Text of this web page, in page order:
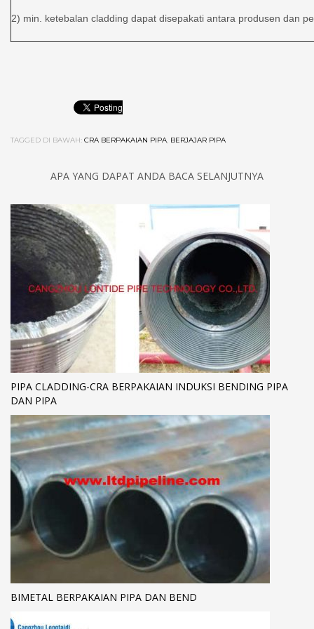
2) min. ketebalan cladding dapat disepakati antara produsen dan
TAGGED DI BAWAH: CRA BERPAKAIAN PIPA, BERJAJAR PIPA
APA YANG DAPAT ANDA BACA SELANJUTNYA
PIPA CLADDING-CRA BERPAKAIAN INDUKSI BENDING PIPA
DAN PIPA
BIMETAL BERPAKAIAN PIPA DAN BEND